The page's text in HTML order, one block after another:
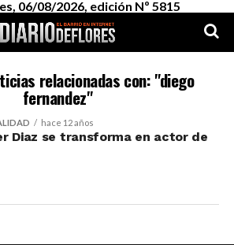
06/08/2026, edición Nº 5815
relacionadas con: "diego
fernandez"
hace 12 años
Diaz se transforma en actor de